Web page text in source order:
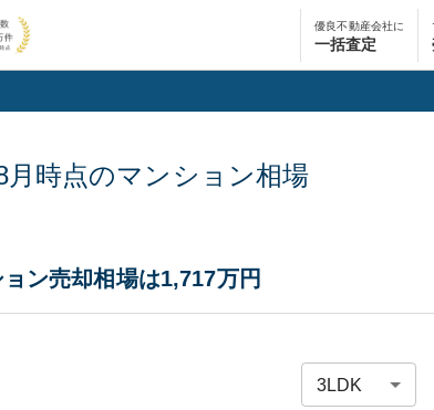
優良不動産会社に
一括査定
時点のマンション相場
ン売却相場は1,717万円